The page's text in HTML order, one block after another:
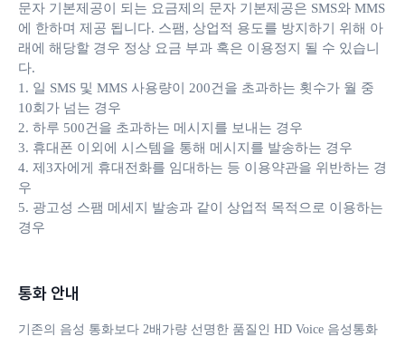
문자 기본제공이 되는 요금제의 문자 기본제공은 SMS와 MMS
에 한하며 제공 됩니다. 스팸, 상업적 용도를 방지하기 위해 아
래에 해당할 경우 정상 요금 부과 혹은 이용정지 될 수 있습니
다.
1. 일 SMS 및 MMS 사용량이 200건을 초과하는 횟수가 월 중
10회가 넘는 경우
2. 하루 500건을 초과하는 메시지를 보내는 경우
3. 휴대폰 이외에 시스템을 통해 메시지를 발송하는 경우
4. 제3자에게 휴대전화를 임대하는 등 이용약관을 위반하는 경
우
5. 광고성 스팸 메세지 발송과 같이 상업적 목적으로 이용하는
경우
통화 안내
기존의 음성 통화보다 2배가량 선명한 품질인 HD Voice 음성통화